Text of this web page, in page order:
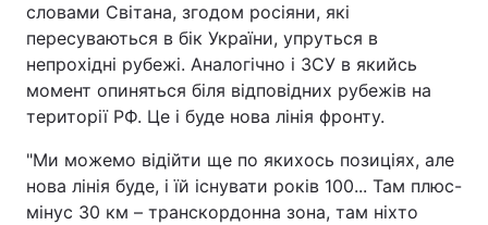
словами Світана, згодом росіяни, які
пересуваються в бік України, упруться в
непрохідні рубежі. Аналогічно і ЗСУ в якийсь
момент опиняться біля відповідних рубежів на
території РФ. Це і буде нова лінія фронту.
"Ми можемо відійти ще по якихось позиціях, але
нова лінія буде, і їй існувати років 100... Там плюс-
мінус 30 км – транскордонна зона, там ніхто